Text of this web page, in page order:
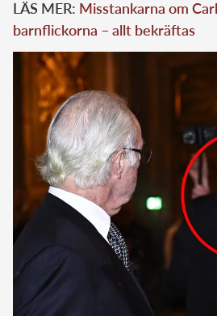
LÄS MER: Misstankarna om
barnflickorna – allt bekräftas